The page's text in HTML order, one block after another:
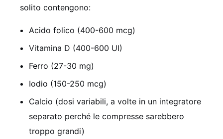
solito contengono:
Acido folico (400-600 mcg)
Vitamina D (400-600 UI)
Ferro (27-30 mg)
Iodio (150-250 mcg)
Calcio (dosi variabili, a volte in un integratore
separato perché le compresse sarebbero
troppo grandi)